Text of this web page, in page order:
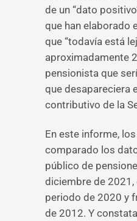
de un “dato
que han elaborado
que “todavía está
aproximadamente
pensionista que
que desapareciera
contributivo de la
En este informe,
comparado los
público de
diciembre de
periodo de 2020 y
de 2012. Y